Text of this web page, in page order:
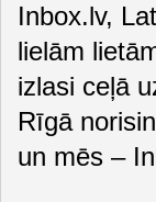
Inbox.lv,
lielām
izlasi ceļā
Rīgā
un mēs –